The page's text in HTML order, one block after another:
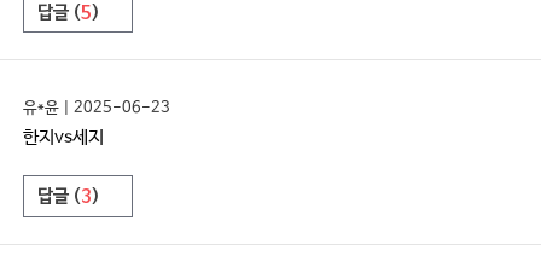
답글 (5)
유*윤 | 2025-06-23
한지vs세지
답글 (3)